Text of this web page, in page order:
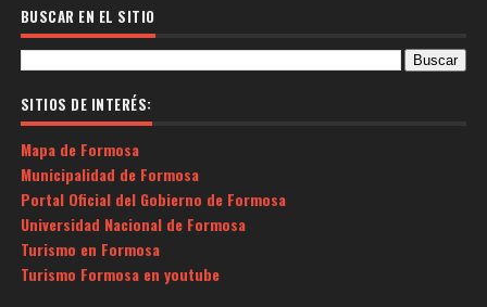
BUSCAR EN EL SITIO
SITIOS DE INTERÉS:
Mapa de Formosa
Municipalidad de Formosa
Portal Oficial del Gobierno de Formosa
Universidad Nacional de Formosa
Turismo en Formosa
Turismo Formosa en youtube